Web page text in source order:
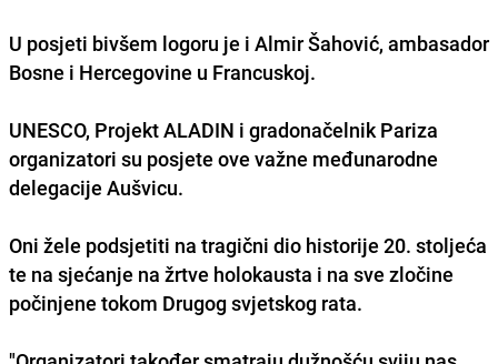
U posjeti bivšem logoru je i Almir Šahović, ambasador
Bosne i Hercegovine u Francuskoj.
UNESCO, Projekt ALADIN i gradonačelnik Pariza
organizatori su posjete ove važne međunarodne
delegacije Aušvicu.
Oni žele podsjetiti na tragični dio historije 20. stoljeća
te na sjećanje na žrtve holokausta i na sve zločine
počinjene tokom Drugog svjetskog rata.